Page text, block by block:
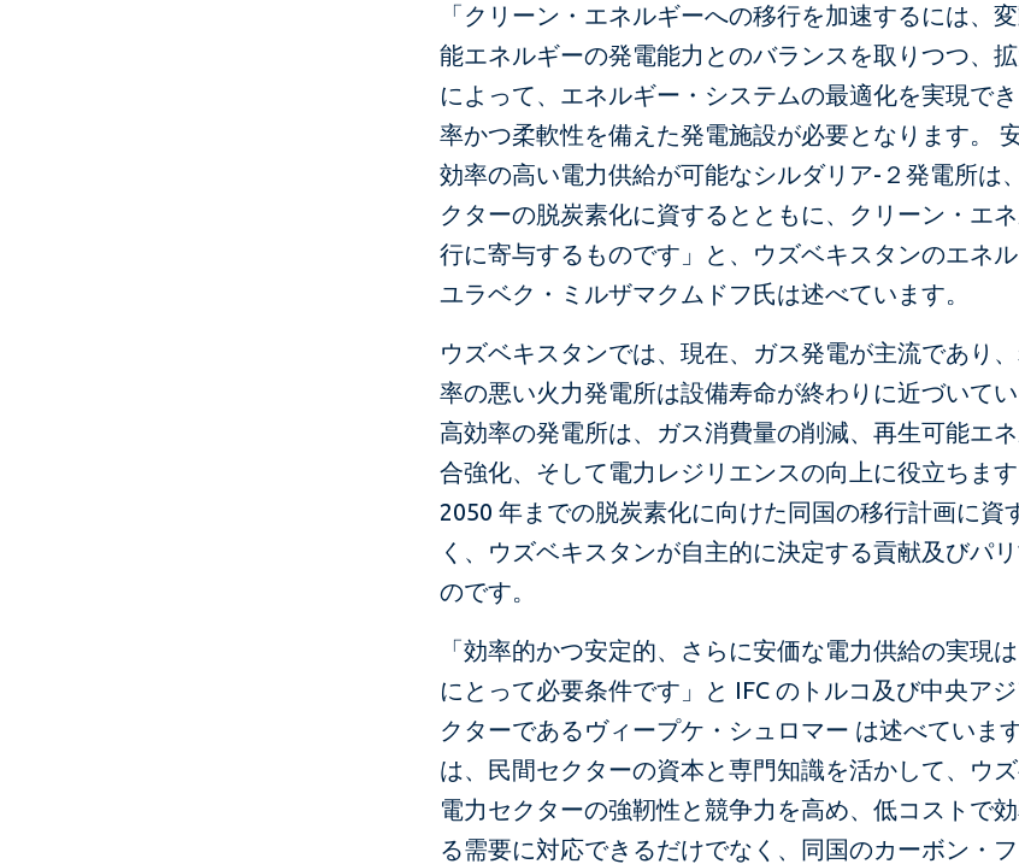
「クリーン・エネルギーへの移行を加速するには、
能エネルギーの発電能力とのバランスを取りつつ、
によって、エネルギー・システムの最適化を実現で
率かつ柔軟性を備えた発電施設が必要となります。
効率の高い電力供給が可能なシルダリア-２発電所は
クターの脱炭素化に資するとともに、クリーン・エ
行に寄与するものです」と、ウズベキスタンのエネル
ユラベク・ミルザマクムドフ氏は述べています。
ウズベキスタンでは、現在、ガス発電が主流であり
率の悪い火力発電所は設備寿命が終わりに近づいて
高効率の発電所は、ガス消費量の削減、再生可能エ
合強化、そして電力レジリエンスの向上に役立ちます
2050 年までの脱炭素化に向けた同国の移行計画に資
く、ウズベキスタンが自主的に決定する貢献及びパ
のです。
「効率的かつ安定的、さらに安価な電力供給の実現
にとって必要条件です」と IFC のトルコ及び中央ア
クターであるヴィープケ・シュロマー は述べていま
は、民間セクターの資本と専門知識を活かして、ウ
電力セクターの強靭性と競争力を高め、低コストで
る需要に対応できるだけでなく、同国のカーボン・